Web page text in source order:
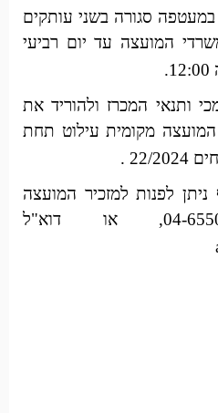
סגורה בשני עותקים
המועצה עד יום רביעי
ותנאי המכרז ולהוריד את
מקומית עילוט תחת
.
ניתן לפנות למזכיר המועצה